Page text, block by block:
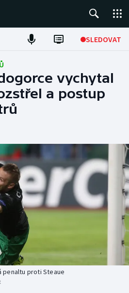
SLEDOVAT
vychytal
a postup
penaltu proti Steaue